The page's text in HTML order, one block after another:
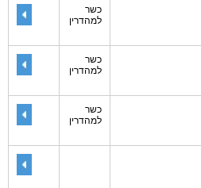
כשר
למהדרין
כשר
למהדרין
כשר
למהדרין